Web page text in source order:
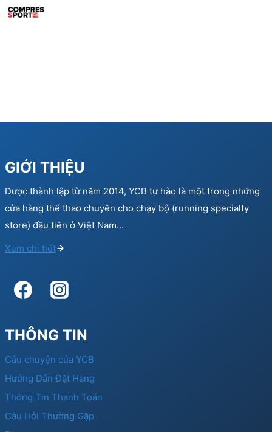
GIỚI THIỆU
Được thành lập từ năm 2014, YCB tự hào là một trong những
cửa hàng thể thao chuyên cho chạy bộ (running specialty
store) đầu tiên ở Việt Nam…
Xem chi tiết
THÔNG TIN
Câu chuyện của YCB
Hướng Dẫn Đặt Hàng
Thông Tin Thanh Toán
Câu Hỏi Thường Gặp